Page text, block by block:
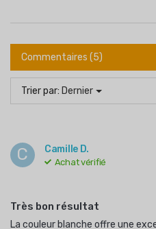
Commentaires (5)
Trier par: Dernier
C Camille D.
Achat vérifié
Très bon résultat
La couleur blanche offre une